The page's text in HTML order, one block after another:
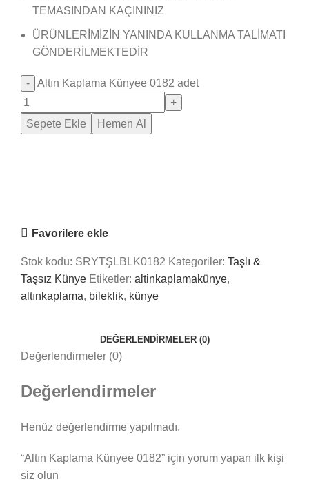
TEMASINDAN KAÇININIZ
ÜRÜNLERİMİZİN YANINDA KULLANMA TALİMATI
GÖNDERİLMEKTEDİR
Altın Kaplama Künyee 0182 adet
Sepete Ekle Hemen Al
Favorilere ekle
Stok kodu: SRYTŞLBLK0182 Kategoriler: Taşlı &
Taşsız Künye Etiketler: altinkaplamakünye,
altınkaplama, bileklik, künye
DEĞERLENDIRMELER (0)
Değerlendirmeler (0)
Değerlendirmeler
Henüz değerlendirme yapılmadı.
“Altın Kaplama Künyee 0182” için yorum yapan ilk kişi
siz olun